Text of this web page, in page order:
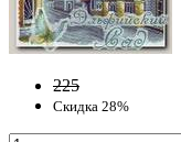
225
Скидка 28%